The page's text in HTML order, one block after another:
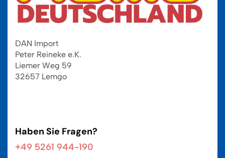
DAN Import
Peter Reineke e.K.
Liemer Weg 59
32657 Lemgo
Haben Sie Fragen?
+49 5261 944-190